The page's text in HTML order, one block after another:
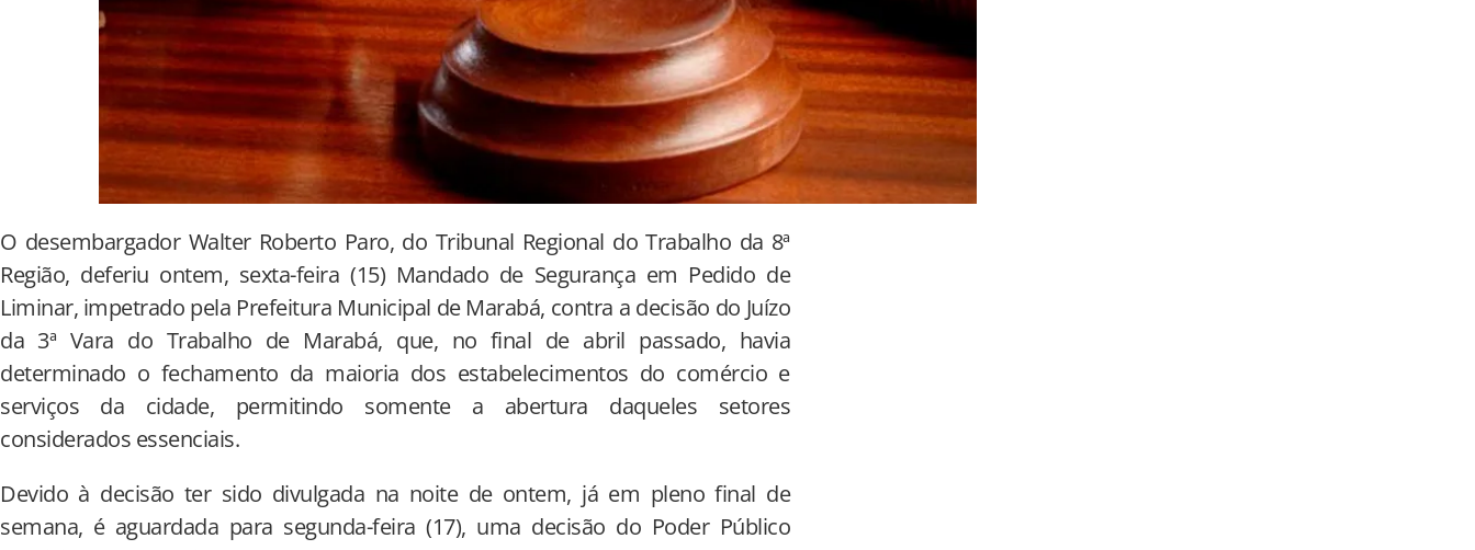
O desembargador Walter Roberto Paro, do Tribunal Regional do Trabalho da 8ª
Região, deferiu ontem, sexta-feira (15) Mandado de Segurança em Pedido de
Liminar, impetrado pela Prefeitura Municipal de Marabá, contra a decisão do Juízo
da 3ª Vara do Trabalho de Marabá, que, no final de abril passado, havia
determinado o fechamento da maioria dos estabelecimentos do comércio e
serviços da cidade, permitindo somente a abertura daqueles setores
considerados essenciais.
Devido à decisão ter sido divulgada na noite de ontem, já em pleno final de
semana, é aguardada para segunda-feira (17), uma decisão do Poder Público